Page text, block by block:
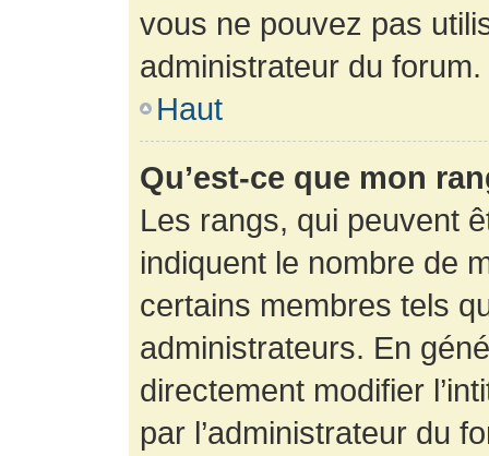
vous ne pouvez pas
administrateur du forum.
Haut
Qu’est-ce que mon
Les rangs, qui peuvent
indiquent le nombre de
certains membres tels
administrateurs. En
directement modifier
par l’administrateur du